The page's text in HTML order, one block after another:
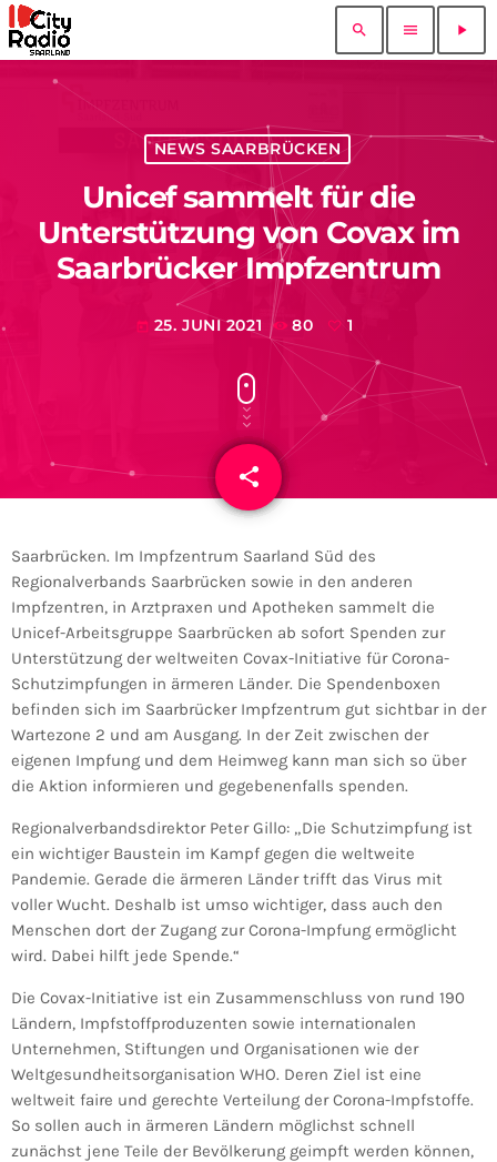
search menu play_arrow
NEWS SAARBRÜCKEN
Unicef sammelt für die
Unterstützung von Covax im
Saarbrücker Impfzentrum
today 25. JUNI 2021 80 1
share
email
Saarbrücken. Im Impfzentrum Saarland Süd des
Regionalverbands Saarbrücken sowie in den anderen
Impfzentren, in Arztpraxen und Apotheken sammelt die
Unicef-Arbeitsgruppe Saarbrücken ab sofort Spenden zur
Unterstützung der weltweiten Covax-Initiative für Corona-
Schutzimpfungen in ärmeren Länder. Die Spendenboxen
befinden sich im Saarbrücker Impfzentrum gut sichtbar in der
Wartezone 2 und am Ausgang. In der Zeit zwischen der
eigenen Impfung und dem Heimweg kann man sich so über
die Aktion informieren und gegebenenfalls spenden.
Regionalverbandsdirektor Peter Gillo: „Die Schutzimpfung ist
ein wichtiger Baustein im Kampf gegen die weltweite
Pandemie. Gerade die ärmeren Länder trifft das Virus mit
voller Wucht. Deshalb ist umso wichtiger, dass auch den
Menschen dort der Zugang zur Corona-Impfung ermöglicht
wird. Dabei hilft jede Spende.“
Die Covax-Initiative ist ein Zusammenschluss von rund 190
Ländern, Impfstoffproduzenten sowie internationalen
Unternehmen, Stiftungen und Organisationen wie der
Weltgesundheitsorganisation WHO. Deren Ziel ist eine
weltweit faire und gerechte Verteilung der Corona-Impfstoffe.
So sollen auch in ärmeren Ländern möglichst schnell
zunächst jene Teile der Bevölkerung geimpft werden können,